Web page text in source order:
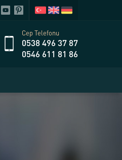
Cep Telefonu
0538 496 37 87
0546 611 81 86